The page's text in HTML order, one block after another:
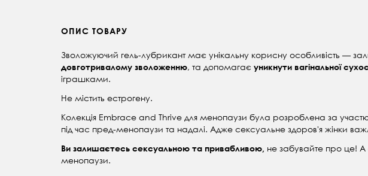
ОПИС ТОВАРУ
Зволожуючий гель-лубрикант має унікальну корисну особливість —
довготривалому зволоженню, та допомагає уникнути вагінальної
іграшками.
Не містить естрогену.
Колекція Embrace and Thrive для менопаузи була розроблена за
під час пред-менопаузи та надалі. Адже сексуальне здоров'я жінки
Ви залишаєтесь сексуальною та привабливою, не забувайте про це! А
менопаузи.